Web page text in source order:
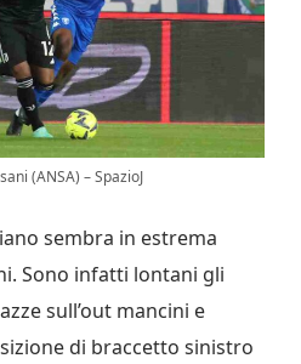
(ANSA) – SpazioJ
sembra in estrema
Sono infatti lontani gli
sull’out mancini e
di braccetto sinistro